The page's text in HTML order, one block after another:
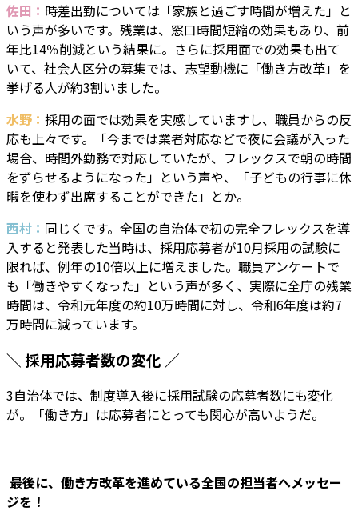
佐田： 時差出勤については「家族と過ごす時間が増えた」と
いう声が多いです。残業は、窓口時間短縮の効果もあり、前
年比14％削減という結果に。さらに採用面での効果も出て
いて、社会人区分の募集では、志望動機に「働き方改革」を
挙げる人が約3割いました。
水野： 採用の面では効果を実感していますし、職員からの反
応も上々です。「今までは業者対応などで夜に会議が入った
場合、時間外勤務で対応していたが、フレックスで朝の時間
をずらせるようになった」という声や、「子どもの行事に休
暇を使わず出席することができた」とか。
西村： 同じくです。全国の自治体で初の完全フレックスを導
入すると発表した当時は、採用応募者が10月採用の試験に
限れば、例年の10倍以上に増えました。職員アンケートで
も「働きやすくなった」という声が多く、実際に全庁の残業
時間は、令和元年度の約10万時間に対し、令和6年度は約7
万時間に減っています。
＼ 採用応募者数の変化 ／
3自治体では、制度導入後に採用試験の応募者数にも変化
が。「働き方」は応募者にとっても関心が高いようだ。
―― 最後に、働き方改革を進めている全国の担当者へメッセー
ジを！